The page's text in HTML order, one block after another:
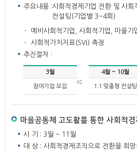
주요내용 :사회적경제기업 전환 및 사회
컨설팅(기업별 3~4회)
예비사회적기업, 사회적기업, 마을기
사회적가치지표(SVI) 측정
추진절차 :
3월
참여기업 모집
4월 ~ 10월
1:1 맞춤형 컨설팅
마을공동체 고도활를 통한 사회적
시 기 : 3월 ~ 11월
대 상 : 사회적경제조직으로 전환을 희